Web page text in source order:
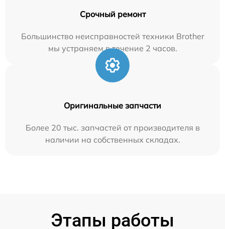
Срочный ремонт
Большинство неисправностей техники Brother
мы устраняем в течение 2 часов.
Оригинальные запчасти
Более 20 тыс. запчастей от производителя в
наличии на собственных складах.
Этапы работы